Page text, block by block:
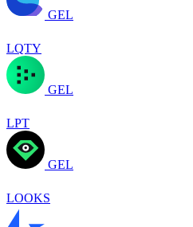
GEL
LQTY
GEL
LPT
GEL
LOOKS